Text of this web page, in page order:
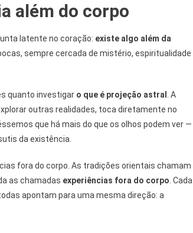
além do corpo
latente no coração: existe algo além da
sempre cercada de mistério, espiritualidade
quanto investigar o que é projeção astral . A
outras realidades, toca diretamente no
que há mais do que os olhos podem ver —
da existência.
fora do corpo. As tradições orientais chamam
as chamadas experiências fora do corpo. Cada
apontam para uma mesma direção: a